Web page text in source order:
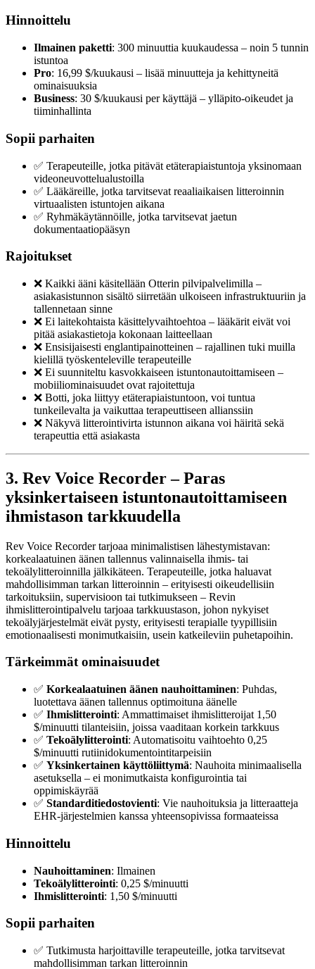
Hinnoittelu
Ilmainen paketti: 300 minuuttia kuukaudessa – noin 5 tunnin
istuntoa
Pro: 16,99 $/kuukausi – lisää minuutteja ja kehittyneitä
ominaisuuksia
Business: 30 $/kuukausi per käyttäjä – ylläpito-oikeudet ja
tiiminhallinta
Sopii parhaiten
✅ Terapeuteille, jotka pitävät etäterapiaistuntoja yksinomaan
videoneuvottelualustoilla
✅ Lääkäreille, jotka tarvitsevat reaaliaikaisen litteroinnin
virtuaalisten istuntojen aikana
✅ Ryhmäkäytännöille, jotka tarvitsevat jaetun
dokumentaatiopääsyn
Rajoitukset
❌ Kaikki ääni käsitellään Otterin pilvipalvelimilla –
asiakasistunnon sisältö siirretään ulkoiseen infrastruktuuriin ja
tallennetaan sinne
❌ Ei laitekohtaista käsittelyvaihtoehtoa – lääkärit eivät voi
pitää asiakastietoja kokonaan laitteellaan
❌ Ensisijaisesti englantipainotteinen – rajallinen tuki muilla
kielillä työskenteleville terapeuteille
❌ Ei suunniteltu kasvokkaiseen istuntonautoittamiseen –
mobiiliominaisuudet ovat rajoitettuja
❌ Botti, joka liittyy etäterapiaistuntoon, voi tuntua
tunkeilevalta ja vaikuttaa terapeuttiseen allianssiin
❌ Näkyvä litterointivirta istunnon aikana voi häiritä sekä
terapeuttia että asiakasta
3. Rev Voice Recorder – Paras
yksinkertaiseen istuntonautoittamiseen
ihmistason tarkkuudella
Rev Voice Recorder tarjoaa minimalistisen lähestymistavan:
korkealaatuinen äänen tallennus valinnaisella ihmis- tai
tekoälylitteroinnilla jälkikäteen. Terapeuteille, jotka haluavat
mahdollisimman tarkan litteroinnin – erityisesti oikeudellisiin
tarkoituksiin, supervisioon tai tutkimukseen – Revin
ihmislitterointipalvelu tarjoaa tarkkuustason, johon nykyiset
tekoälyjärjestelmät eivät pysty, erityisesti terapialle tyypillisiin
emotionaalisesti monimutkaisiin, usein katkeileviin puhetapoihin.
Tärkeimmät ominaisuudet
✅ Korkealaatuinen äänen nauhoittaminen: Puhdas,
luotettava äänen tallennus optimoituna äänelle
✅ Ihmislitterointi: Ammattimaiset ihmislitteroijat 1,50
$/minuutti tilanteisiin, joissa vaaditaan korkein tarkkuus
✅ Tekoälylitterointi: Automatisoitu vaihtoehto 0,25
$/minuutti rutiinidokumentointitarpeisiin
✅ Yksinkertainen käyttöliittymä: Nauhoita minimaalisella
asetuksella – ei monimutkaista konfigurointia tai
oppimiskäyrää
✅ Standarditiedostovienti: Vie nauhoituksia ja litteraatteja
EHR-järjestelmien kanssa yhteensopivissa formaateissa
Hinnoittelu
Nauhoittaminen: Ilmainen
Tekoälylitterointi: 0,25 $/minuutti
Ihmislitterointi: 1,50 $/minuutti
Sopii parhaiten
✅ Tutkimusta harjoittaville terapeuteille, jotka tarvitsevat
mahdollisimman tarkan litteroinnin